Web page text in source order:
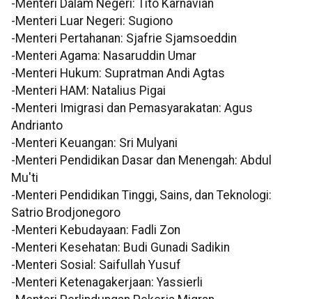
-Menteri Dalam Negeri: Tito Karnavian
-Menteri Luar Negeri: Sugiono
-Menteri Pertahanan: Sjafrie Sjamsoeddin
-Menteri Agama: Nasaruddin Umar
-Menteri Hukum: Supratman Andi Agtas
-Menteri HAM: Natalius Pigai
-Menteri Imigrasi dan Pemasyarakatan: Agus
Andrianto
-Menteri Keuangan: Sri Mulyani
-Menteri Pendidikan Dasar dan Menengah: Abdul
Mu'ti
-Menteri Pendidikan Tinggi, Sains, dan Teknologi:
Satrio Brodjonegoro
-Menteri Kebudayaan: Fadli Zon
-Menteri Kesehatan: Budi Gunadi Sadikin
-Menteri Sosial: Saifullah Yusuf
-Menteri Ketenagakerjaan: Yassierli